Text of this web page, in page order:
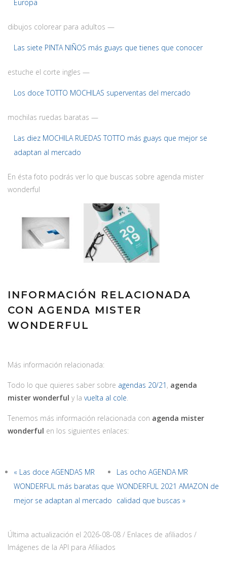
Europa
dibujos colorear para adultos —
Las siete PINTA NIÑOS más guays que tienes que conocer
estuche el corte ingles —
Los doce TOTTO MOCHILAS superventas del mercado
mochilas ruedas baratas —
Las diez MOCHILA RUEDAS TOTTO más guays que mejor se
adaptan al mercado
En ésta foto podrás ver lo que buscas sobre agenda mister
wonderful
INFORMACIÓN RELACIONADA
CON AGENDA MISTER
WONDERFUL
Más información relacionada:
Todo lo que quieres saber sobre agendas 20/21 , agenda
mister wonderful y la vuelta al cole.
Tenemos más información relacionada con agenda mister
wonderful en los siguientes enlaces:
« Las doce AGENDAS MR
WONDERFUL más baratas que
mejor se adaptan al mercado
Las ocho AGENDA MR
WONDERFUL 2021 AMAZON de
calidad que buscas »
Última actualización el 2026-08-08 / Enlaces de afiliados /
Imágenes de la API para Afiliados